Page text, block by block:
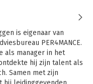
is eigenaar van
PER4MANCE.
als manager in het
hij zijn talent als
Samen met zijn